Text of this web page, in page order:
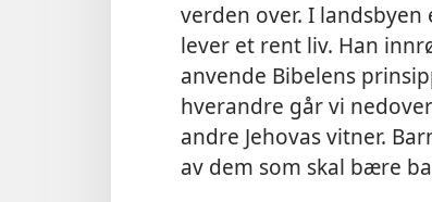
verden over. I
lever et rent liv. Han
anvende Bibelens
hverandre går vi
andre Jehovas vitner.
av dem som skal bære